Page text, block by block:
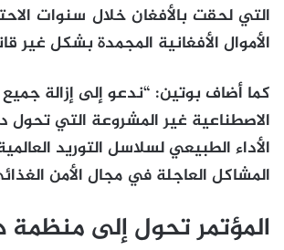
التي لحقت بالأفغان خلال سنوات
الأموال الأفغانية المجمدة بشكل غير
كما أضاف بوتين: “ندعو إلى إزالة جميع
الاصطناعية غير المشروعة التي تحول
الأداء الطبيعي لسلاسل التوريد
المشاكل العاجلة في مجال الأمن
المؤتمر تحول إلى منظمة